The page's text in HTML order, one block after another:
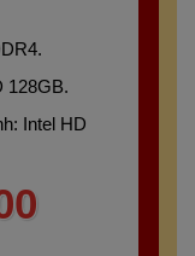
128GB.
Intel HD